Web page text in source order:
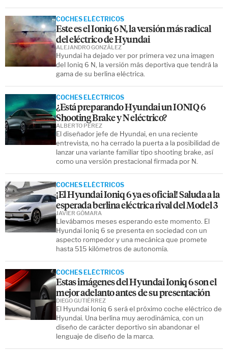
COCHES ELÉCTRICOS
Este es el Ioniq 6 N, la versión más radical
del eléctrico de Hyundai
Hyundai ha dejado ver por primera vez una imagen
del Ioniq 6 N, la versión más deportiva que tendrá la
gama de su berlina eléctrica.
ALEJANDRO GONZÁLEZ
COCHES ELÉCTRICOS
¿Está preparando Hyundai un IONIQ 6
Shooting Brake y N eléctrico?
El diseñador jefe de Hyundai, en una reciente
entrevista, no ha cerrado la puerta a la posibilidad de
lanzar una variante familiar tipo shooting brake, así
como una versión prestacional firmada por N.
ALBERTO PÉREZ
COCHES ELÉCTRICOS
¡El Hyundai Ioniq 6 ya es oficial! Saluda a la
esperada berlina eléctrica rival del Model 3
Llevábamos meses esperando este momento. El
Hyundai Ioniq 6 se presenta en sociedad con un
aspecto rompedor y una mecánica que promete
hasta 515 kilómetros de autonomía.
JAVIER GÓMARA
COCHES ELÉCTRICOS
Estas imágenes del Hyundai Ioniq 6 son el
mejor adelanto antes de su presentación
El Hyundai Ioniq 6 será el próximo coche eléctrico de
Hyundai. Una berlina muy aerodinámica, con un
diseño de carácter deportivo sin abandonar el
lenguaje de diseño de la marca.
DIEGO GUTIÉRREZ